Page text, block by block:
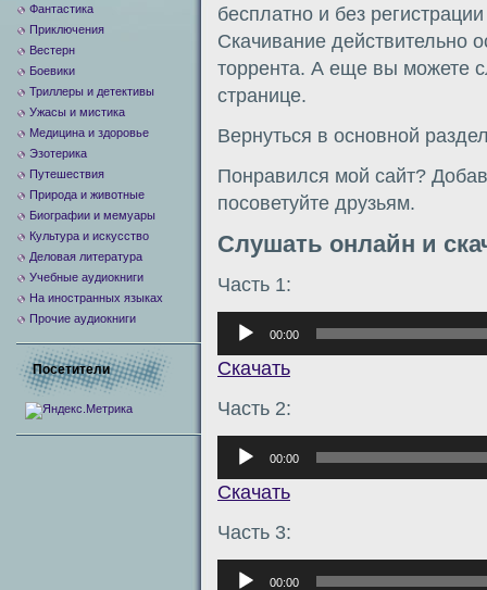
бесплатно и без
Скачивание действительно
торрента. А еще вы можете
странице.
Вернуться в основной
Понравился мой сайт?
посоветуйте друзьям.
Слушать онлайн и
Часть 1:
Аудиоплеер
00:00
Скачать
Часть 2:
Аудиоплеер
00:00
Скачать
Часть 3:
Аудиоплеер
00:00
Фантастика
Приключения
Вестерн
Боевики
Триллеры и детективы
Ужасы и мистика
Медицина и здоровье
Эзотерика
Путешествия
Природа и животные
Биографии и мемуары
Культура и искусство
Деловая литература
Учебные аудиокниги
На иностранных языках
Прочие аудиокниги
Посетители